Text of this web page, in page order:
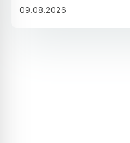
09.08.2026